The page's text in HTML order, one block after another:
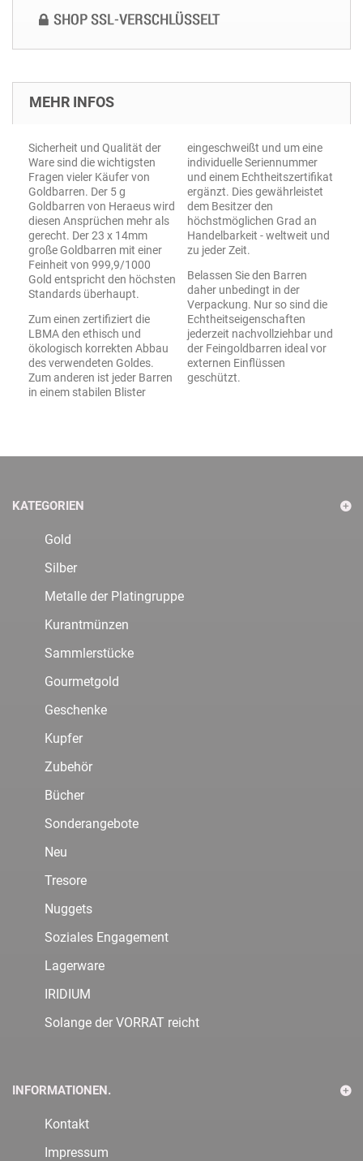
MEHR INFOS
Sicherheit und Qualität der
Ware sind die wichtigsten
Fragen vieler Käufer von
Goldbarren. Der 5 g
Goldbarren von Heraeus wird
diesen Ansprüchen mehr als
gerecht. Der 23 x 14mm
große Goldbarren mit einer
Feinheit von 999,9/1000
Gold entspricht den höchsten
Standards überhaupt.
Zum einen zertifiziert die
LBMA den ethisch und
ökologisch korrekten Abbau
des verwendeten Goldes.
Zum anderen ist jeder Barren
in einem stabilen Blister
eingeschweißt und um eine
individuelle Seriennummer
und einem Echtheitszertifikat
ergänzt. Dies gewährleistet
dem Besitzer den
höchstmöglichen Grad an
Handelbarkeit - weltweit und
zu jeder Zeit.
Belassen Sie den Barren
daher unbedingt in der
Verpackung. Nur so sind die
Echtheitseigenschaften
jederzeit nachvollziehbar und
der Feingoldbarren ideal vor
externen Einflüssen
geschützt.
KATEGORIEN
Gold
Silber
Metalle der Platingruppe
Kurantmünzen
Sammlerstücke
Gourmetgold
Geschenke
Kupfer
Zubehör
Bücher
Sonderangebote
Neu
Tresore
Nuggets
Soziales Engagement
Lagerware
IRIDIUM
Solange der VORRAT reicht
INFORMATIONEN.
Kontakt
Impressum